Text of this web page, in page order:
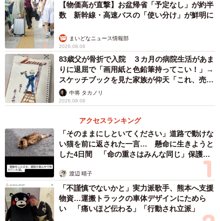
【物価高が直撃】お盆帰省「予定なし」が約半
数 新幹線・高速バスの「使い分け」が鮮明に
まいどなニュース情報部
2026.08.06
83歳父が骨折で入院 ３カ月の病院生活があま
りに退屈で「画用紙と色鉛筆持ってこい！」→
スケッチブックを見た家族が仰天「これ、売れ
ますよ…」
中将 タカノリ
2026.08.06
アクセスランキング
「そのままにしといてください」道路で動けな
い猫を前に返された一言… 懸命に生きようと
した4日間 「命の重さはみんな同じ」保護団
渡辺 晴子
「不謹慎でないかと」実力派歌手、熊本へ支援
物資…運搬トラックの車体デザインにためら
い 「痛いほど伝わる」「行動され立派」